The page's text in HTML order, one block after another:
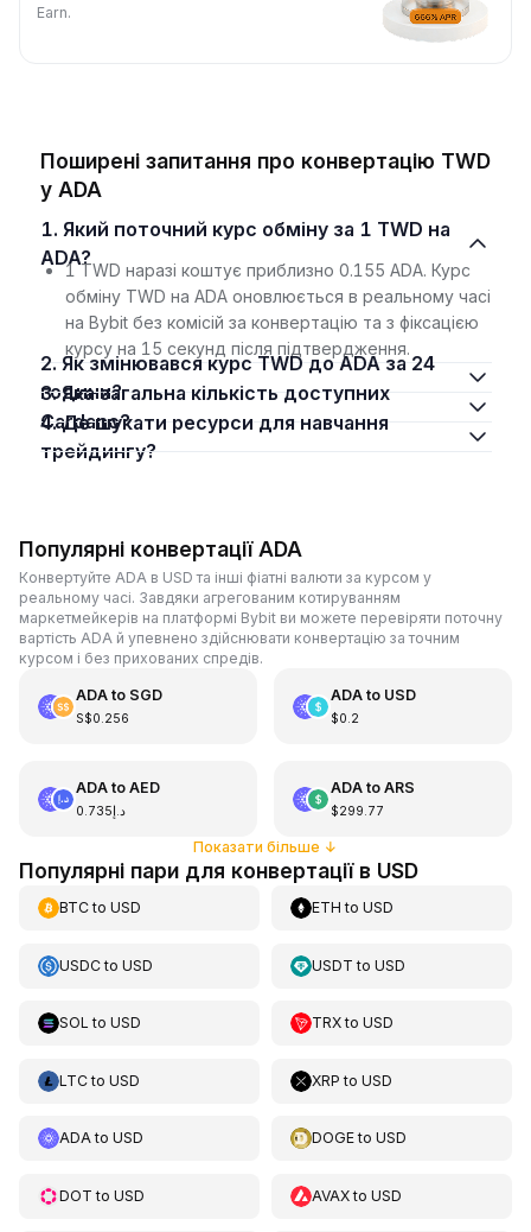
Earn.
Поширені запитання про конвертацію TWD
у ADA
1. Який поточний курс обміну за 1 TWD на
ADA?
1 TWD наразі коштує приблизно 0.155 ADA. Курс
обміну TWD на ADA оновлюється в реальному часі
на Bybit без комісій за конвертацію та з фіксацією
курсу на 15 секунд після підтвердження.
2. Як змінювався курс TWD до ADA за 24
години?
3. Яка загальна кількість доступних
Cardano?
4. Де шукати ресурси для навчання
трейдингу?
Популярні конвертації ADA
Конвертуйте ADA в USD та інші фіатні валюти за курсом у
реальному часі. Завдяки агрегованим котируванням
маркетмейкерів на платформі Bybit ви можете перевіряти поточну
вартість ADA й упевнено здійснювати конвертацію за точним
курсом і без прихованих спредів.
ADAto SGD
S$0.256
ADAto USD
$0.2
ADAto AED
د.إ0.735
ADAto ARS
$299.77
Показати більше ↓
Популярні пари для конвертації в USD
BTCto USD ETH toUSD
USDCto USD USDT toUSD
SOL to USD TRXtoUSD
LTCto USD XRP toUSD
ADAto USD DOGEtoUSD
DOT to USD AVAXtoUSD